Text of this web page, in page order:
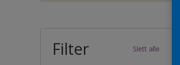
Filter Slett alle